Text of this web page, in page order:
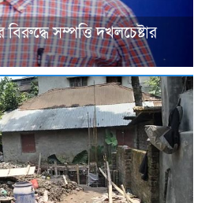
সম্পত্তি দখলচেষ্টার